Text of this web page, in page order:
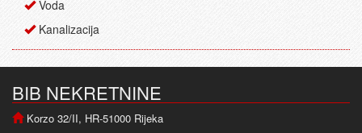
Voda
Kanalizacija
BIB NEKRETNINE
Korzo 32/II, HR-51000 Rijeka